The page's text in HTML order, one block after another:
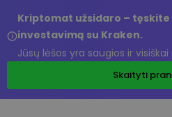
Kriptomat užsidaro –
investavimą su Kraken.
Jūsų lėšos yra saugios ir
Skaityti